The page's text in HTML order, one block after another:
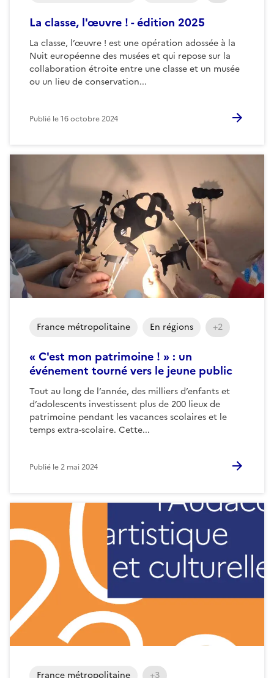
La classe, l'œuvre ! - édition 2025
La classe, l’œuvre ! est une opération adossée à la
Nuit européenne des musées et qui repose sur la
collaboration étroite entre une classe et un musée
ou un lieu de conservation...
Publié le16 octobre 2024
« C'est mon patrimoine ! » : un
événement tourné vers le jeune public
Tout au long de l’année, des milliers d’enfants et
d’adolescents investissent plus de 200 lieux de
patrimoine pendant les vacances scolaires et le
temps extra-scolaire. Cette...
France métropolitaine En régions +2
Publié le2 mai 2024
France métropolitaine +3